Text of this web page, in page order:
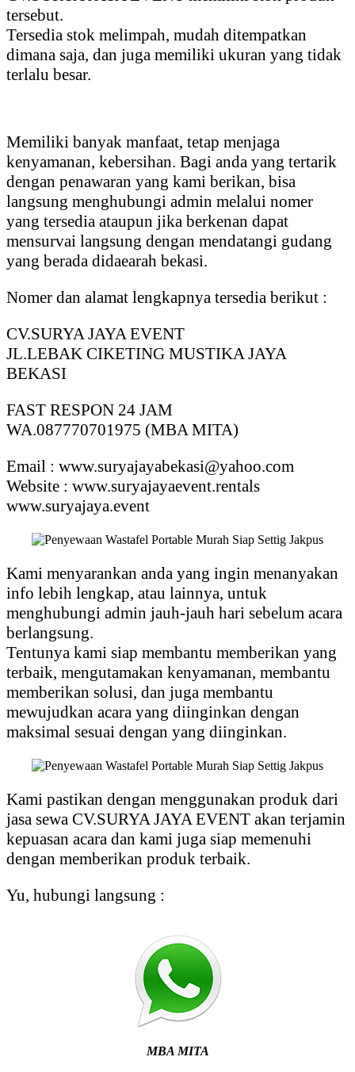
tersebut.
Tersedia stok melimpah, mudah ditempatkan
dimana saja, dan juga memiliki ukuran yang tidak
terlalu besar.
Memiliki banyak manfaat, tetap menjaga
kenyamanan, kebersihan. Bagi anda yang tertarik
dengan penawaran yang kami berikan, bisa
langsung menghubungi admin melalui nomer
yang tersedia ataupun jika berkenan dapat
mensurvai langsung dengan mendatangi gudang
yang berada didaearah bekasi.
Nomer dan alamat lengkapnya tersedia berikut :
CV.SURYA JAYA EVENT
JL.LEBAK CIKETING MUSTIKA JAYA
BEKASI
FAST RESPON 24 JAM
WA.087770701975 (MBA MITA)
Email : www.suryajayabekasi@yahoo.com
Website : www.suryajayaevent.rentals
www.suryajaya.event
Kami menyarankan anda yang ingin menanyakan
info lebih lengkap, atau lainnya, untuk
menghubungi admin jauh-jauh hari sebelum acara
berlangsung.
Tentunya kami siap membantu memberikan yang
terbaik, mengutamakan kenyamanan, membantu
memberikan solusi, dan juga membantu
mewujudkan acara yang diinginkan dengan
maksimal sesuai dengan yang diinginkan.
Kami pastikan dengan menggunakan produk dari
jasa sewa CV.SURYA JAYA EVENT akan terjamin
kepuasan acara dan kami juga siap memenuhi
dengan memberikan produk terbaik.
Yu, hubungi langsung :
MBA MITA